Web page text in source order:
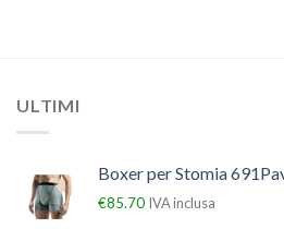
ULTIMI
Boxer per Stomia
€85.70 IVA inclusa